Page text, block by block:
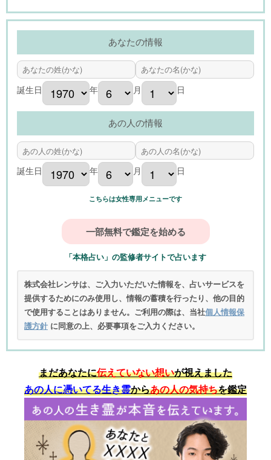
あなたの情報
誕生日 年 月 日
あの人の情報
誕生日 年 月 日
こちらは女性専用メニューです
「本格占い」の監修者サイトで占います
株式会社レンサは、ご入力いただいた情報を、占いサービスを
提供するためにのみ使用し、情報の蓄積を行ったり、他の目的
で使用することはありません。ご利用の際は、当社個人情報保
護方針 に同意の上、必要事項をご入力ください。
まだあなたに伝えていない想いが視えました
あの人に憑いてる生き霊からあの人の気持ちを鑑定